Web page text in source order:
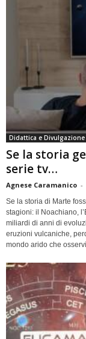
Didattica e Divulgazione
Se la storia
serie tv…
Agnese Caramanico -
Se la storia di Marte
stagioni: il Noachiano,
miliardi di anni di
eruzioni vulcaniche,
mondo arido che